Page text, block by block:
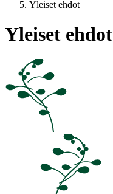
Yleiset ehdot
Yleiset ehdot